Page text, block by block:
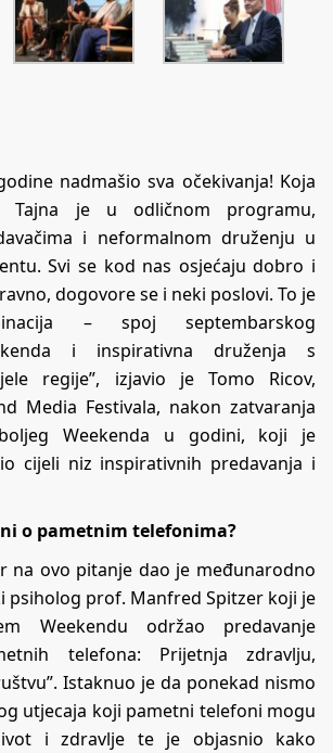
nadmašio sva očekivanja! Koja
Tajna je u odličnom programu,
i neformalnom druženju u
Svi se kod nas osjećaju dobro i
dogovore se i neki poslovi. To je
– spoj septembarskog
i inspirativna druženja s
regije”, izjavio je Tomo Ricov,
Media Festivala, nakon zatvaranja
Weekenda u godini, koji je
cijeli niz inspirativnih predavanja i
o pametnim telefonima?
na ovo pitanje dao je međunarodno
psiholog prof. Manfred Spitzer koji je
Weekendu održao predavanje
telefona: Prijetnja zdravlju,
Istaknuo je da ponekad nismo
utjecaja koji pametni telefoni mogu
i zdravlje te je objasnio kako